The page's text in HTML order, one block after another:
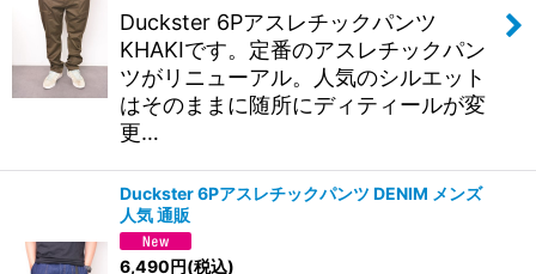
Duckster 6Pアスレチックパンツ
KHAKIです。定番のアスレチックパン
ツがリニューアル。人気のシルエット
はそのままに随所にディティールが変
更…
Duckster 6Pアスレチックパンツ DENIM メンズ
人気 通販
6,490円(税込)